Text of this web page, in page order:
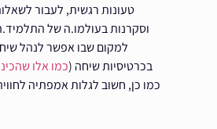
טעונות רגשית, לעבור
וסקרנות בעולמו.ה של
למקום שבו אפשר לנהל
בכרטיסיות שיחה (כמו אלו
כמו כן, חשוב לגלות אמפתיה